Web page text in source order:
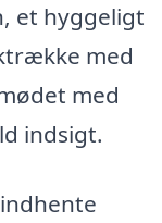
et hyggeligt
med
med
indsigt.